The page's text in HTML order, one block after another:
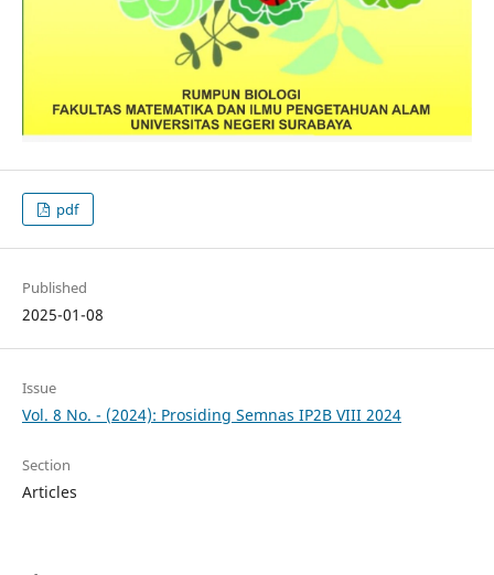
pdf
Published
2025-01-08
Issue
Vol. 8 No. - (2024): Prosiding Semnas IP2B VIII 2024
Section
Articles